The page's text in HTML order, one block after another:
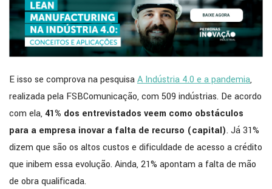
E isso se comprova na pesquisaA Indústria 4.0 e a pandemia,
realizada pela FSBComunicação, com 509 indústrias. De acordo
com ela,41% dos entrevistados veem como obstáculos
para a empresa inovar a falta de recurso (capital). Já 31%
dizem que são os altos custos e dificuldade de acesso a crédito
que inibem essa evolução. Ainda, 21% apontam a falta de mão
de obra qualificada.